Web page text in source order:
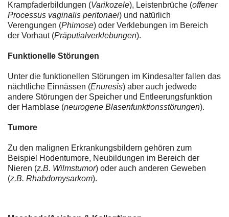
Krampfaderbildungen (Varikozele), Leistenbrüche (offener
Processus vaginalis peritonaei) und natürlich
Verengungen (Phimose) oder Verklebungen im Bereich
der Vorhaut (Präputialverklebungen).
Funktionelle Störungen
Unter die funktionellen Störungen im Kindesalter fallen das
nächtliche Einnässen (Enuresis) aber auch jedwede
andere Störungen der Speicher und Entleerungsfunktion
der Harnblase (neurogene Blasenfunktionsstörungen).
Tumore
Zu den malignen Erkrankungsbildern gehören zum
Beispiel Hodentumore, Neubildungen im Bereich der
Nieren (z.B. Wilmstumor) oder auch anderen Geweben
(z.B. Rhabdomysarkom).